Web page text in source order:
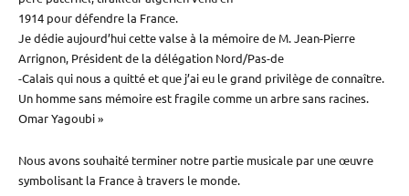
1914 pour défendre la France.
Je dédie aujourd’hui cette valse à la mémoire de M. Jean-Pierre
Arrignon, Président de la délégation Nord/Pas-de
-Calais qui nous a quitté et que j’ai eu le grand privilège de connaître.
Un homme sans mémoire est fragile comme un arbre sans racines.
Omar Yagoubi »
Nous avons souhaité terminer notre partie musicale par une œuvre
symbolisant la France à travers le monde.